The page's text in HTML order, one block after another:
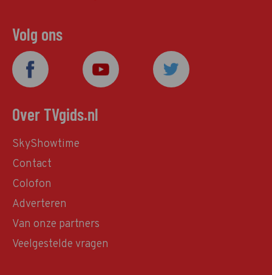
Volg ons
Over TVgids.nl
SkyShowtime
Contact
Colofon
Adverteren
Van onze partners
Veelgestelde vragen